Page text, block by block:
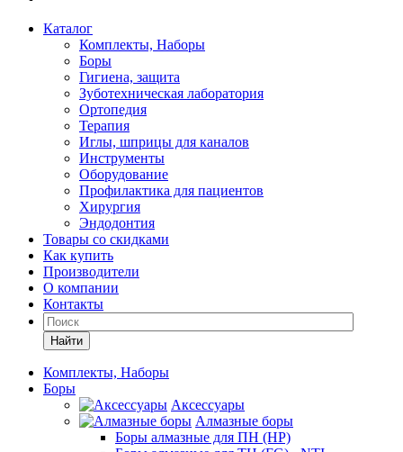
Каталог
Комплекты, Наборы
Боры
Гигиена, защита
Зуботехническая лаборатория
Ортопедия
Терапия
Иглы, шприцы для каналов
Инструменты
Оборудование
Профилактика для пациентов
Хирургия
Эндодонтия
Товары со скидками
Как купить
Производители
О компании
Контакты
Найти
Комплекты, Наборы
Боры
Аксессуары
Алмазные боры
Боры алмазные для ПН (HP)